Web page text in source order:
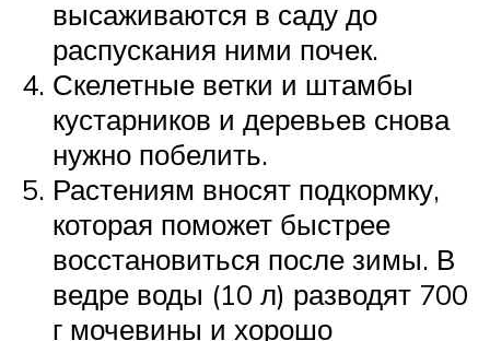
высаживаются в саду до
распускания ними почек.
Скелетные ветки и штамбы
кустарников и деревьев снова
нужно побелить.
Растениям вносят подкормку,
которая поможет быстрее
восстановиться после зимы. В
ведре воды (10 л) разводят 700
г мочевины и хорошо